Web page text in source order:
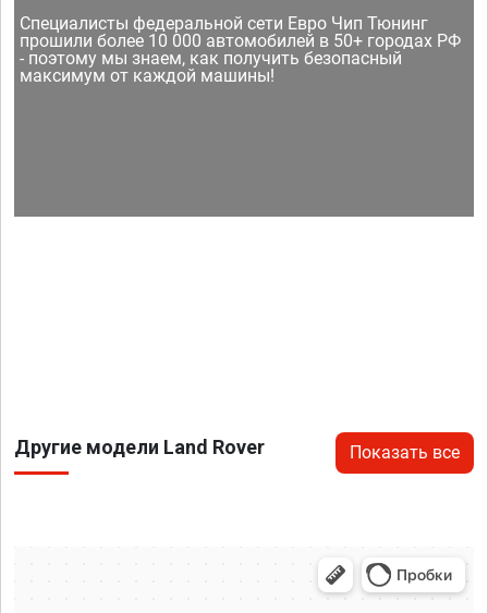
Специалисты федеральной сети Евро Чип Тюнинг
прошили более 10 000 автомобилей в 50+ городах РФ
- поэтому мы знаем, как получить безопасный
максимум от каждой машины!
Другие модели Land Rover Показать все